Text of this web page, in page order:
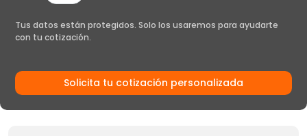
Tus datos están protegidos. Solo los usaremos para ayudarte
con tu cotización.
Solicita tu cotización personalizada